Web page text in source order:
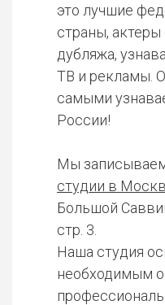
это лучшие
страны, актеры
дубляжа,
ТВ и рекламы.
самыми
России!
Мы
студии в
Большой
стр. 3.
Наша студия
необходимым